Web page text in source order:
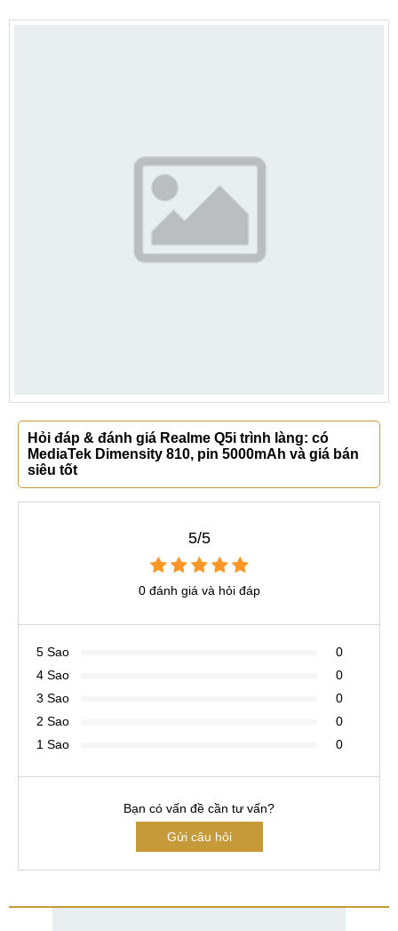
Hỏi đáp & đánh giá Realme Q5i trình làng: có
MediaTek Dimensity 810, pin 5000mAh và giá bán
siêu tốt
5/5
0 đánh giá và hỏi đáp
5 Sao
0
4 Sao
0
3 Sao
0
2 Sao
0
1 Sao
0
Bạn có vấn đề cần tư vấn?
Gửi câu hỏi